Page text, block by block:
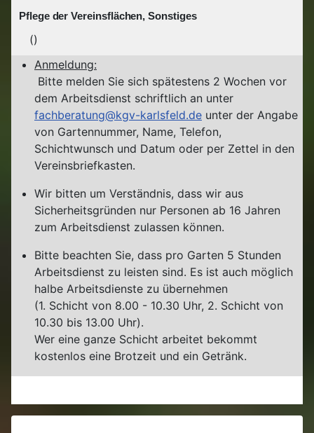
Pflege der Vereinsflächen, Sonstiges
()
Anmeldung:
Bitte melden Sie sich spätestens 2 Wochen vor
dem Arbeitsdienst schriftlich an unter
fachberatung@kgv-karlsfeld.de unter der Angabe
von Gartennummer, Name, Telefon,
Schichtwunsch und Datum oder per Zettel in den
Vereinsbriefkasten.
Wir bitten um Verständnis, dass wir aus
Sicherheitsgründen nur Personen ab 16 Jahren
zum Arbeitsdienst zulassen können.
Bitte beachten Sie, dass pro Garten 5 Stunden
Arbeitsdienst zu leisten sind. Es ist auch möglich
halbe Arbeitsdienste zu übernehmen
(1. Schicht von 8.00 - 10.30 Uhr, 2. Schicht von
10.30 bis 13.00 Uhr).
Wer eine ganze Schicht arbeitet bekommt
kostenlos eine Brotzeit und ein Getränk.